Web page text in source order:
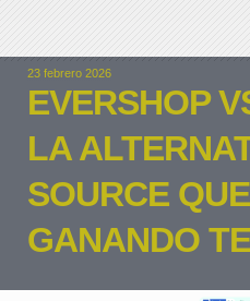
23 febrero 2026
EVERSHOP
LA
SOURCE
GANANDO